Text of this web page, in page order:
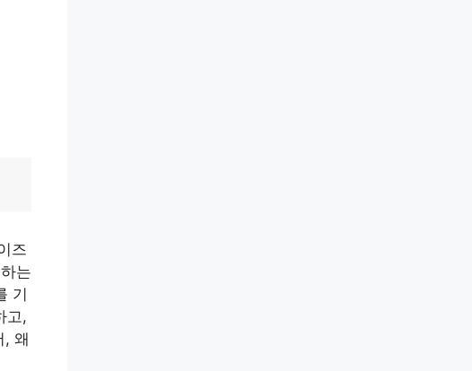
즈
는
기
고,
, 왜